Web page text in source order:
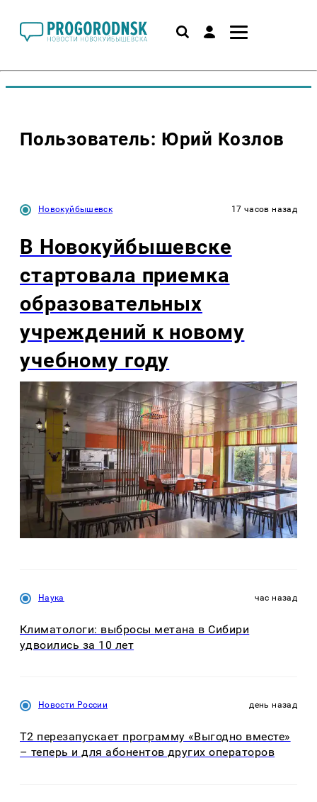
Пользователь: Юрий Козлов
Новокуйбышевск 17 часов назад
В Новокуйбышевске
стартовала приемка
образовательных
учреждений к новому
учебному году
Наука час назад
Климатологи: выбросы метана в Сибири
удвоились за 10 лет
Новости России день назад
Т2 перезапускает программу «Выгодно вместе»
– теперь и для абонентов других операторов